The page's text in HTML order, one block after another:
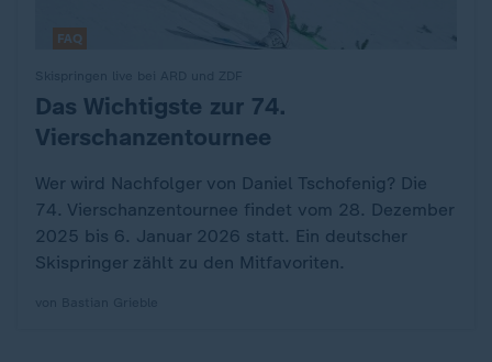
:Das Wichtigste zur 74.
Vierschanzentournee
Wer wird Nachfolger von Daniel Tschofenig? Die
74. Vierschanzentournee findet vom 28. Dezember
2025 bis 6. Januar 2026 statt. Ein deutscher
Skispringer zählt zu den Mitfavoriten.
FAQ